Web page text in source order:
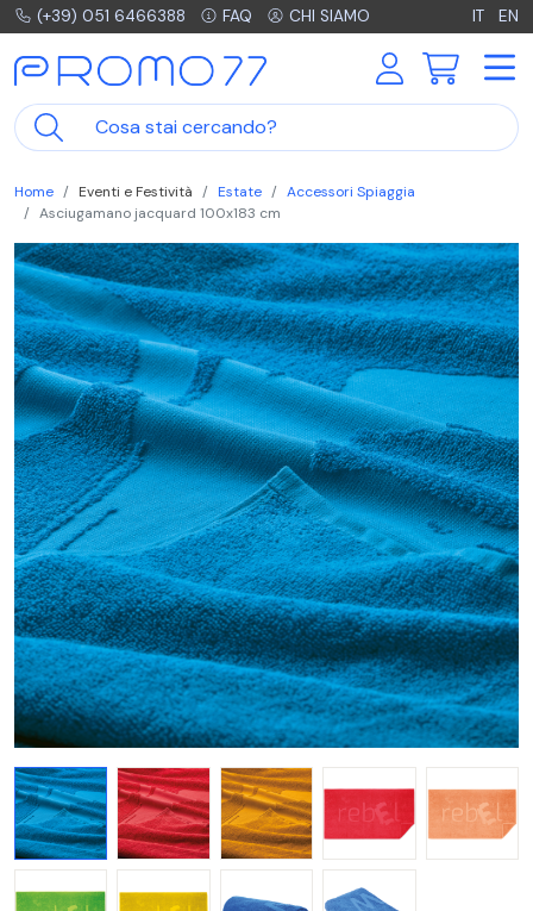
(+39) 051 6466388 FAQ CHI SIAMO IT EN
Home Eventi e Festività Estate
Accessori Spiaggia
Asciugamano jacquard 100x183 cm